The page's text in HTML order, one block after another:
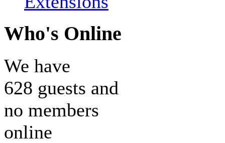
Who's Online
We have
628 guests and
no members
online